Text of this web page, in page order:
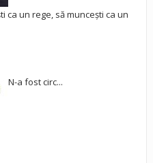
ca un rege, să muncești ca un
N-a fost circ...